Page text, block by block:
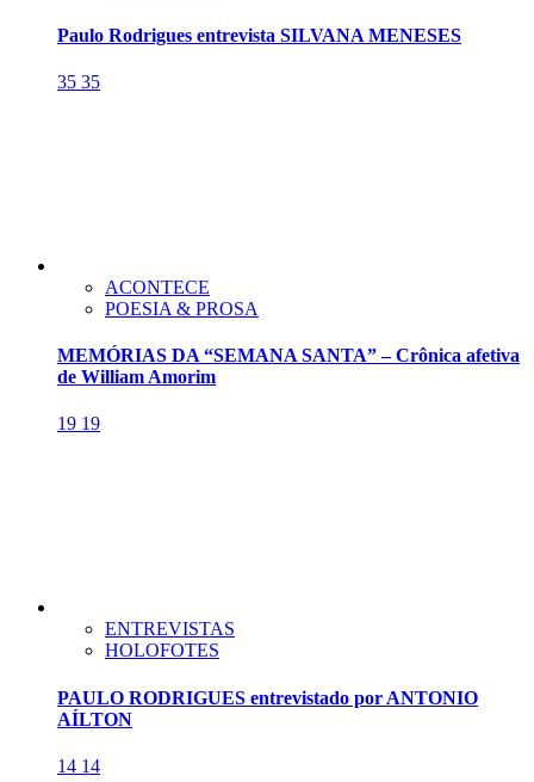
Paulo Rodrigues entrevista SILVANA MENESES
35 35
ACONTECE
POESIA & PROSA
MEMÓRIAS DA “SEMANA SANTA” – Crônica afetiva
de William Amorim
19 19
ENTREVISTAS
HOLOFOTES
PAULO RODRIGUES entrevistado por ANTONIO
AÍLTON
14 14